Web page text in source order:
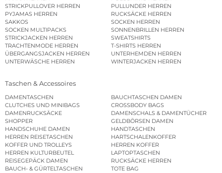
STRICKPULLOVER HERREN
PULLUNDER HERREN
PYJAMAS HERREN
RUCKSÄCKE HERREN
SAKKOS
SOCKEN HERREN
SOCKEN MULTIPACKS
SONNENBRILLEN HERREN
STRICKJACKEN HERREN
SWEATSHIRTS
TRACHTENMODE HERREN
T-SHIRTS HERREN
ÜBERGANGSJACKEN HERREN
UNTERHEMDEN HERREN
UNTERWÄSCHE HERREN
WINTERJACKEN HERREN
Taschen & Accessoires
DAMENTASCHEN
BAUCHTASCHEN DAMEN
CLUTCHES UND MINIBAGS
CROSSBODY BAGS
DAMENRUCKSÄCKE
DAMENSCHALS & DAMENTÜCHER
SHOPPER
GELDBÖRSEN DAMEN
HANDSCHUHE DAMEN
HANDTASCHEN
HERREN REISETASCHEN
HARTSCHALENKOFFER
KOFFER UND TROLLEYS
HERREN KOFFER
HERREN KULTURBEUTEL
LAPTOPTASCHEN
REISEGEPÄCK DAMEN
RUCKSÄCKE HERREN
BAUCH- & GÜRTELTASCHEN
TOTE BAG